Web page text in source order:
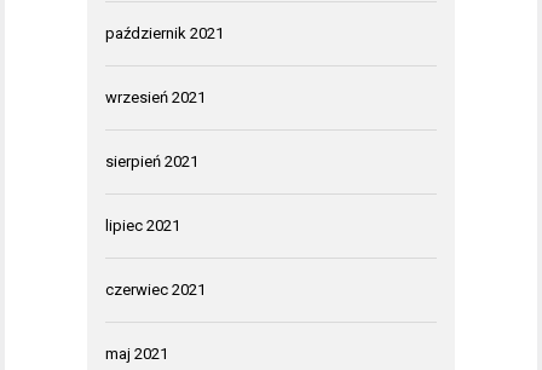
październik 2021
wrzesień 2021
sierpień 2021
lipiec 2021
czerwiec 2021
maj 2021